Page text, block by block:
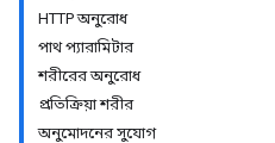
HTTP অনুরোধ
পাথ প্যারামিটার
শরীরের অনুরোধ
প্রতিক্রিয়া শরীর
অনুমোদনের সুযোগ